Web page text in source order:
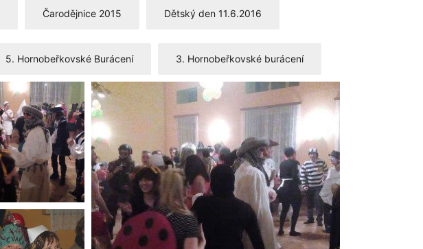
Čarodějnice 2015 Dětský den 11.6.2016
5. Hornobeřkovské Burácení 3. Hornobeřkovské burácení